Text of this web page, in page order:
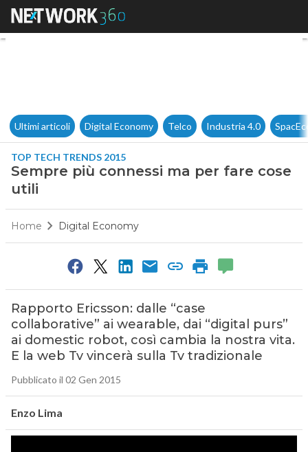
Sempre più connessi ma per
Ultimi articoli Digital Economy Telco Industria 4.0
TOP TECH TRENDS 2015
Sempre più connessi ma per fare cose
utili
Home Digital Economy
Rapporto Ericsson: dalle “case
collaborative” ai wearable, dai “digital purs”
ai domestic robot, così cambia la nostra vita.
E la web Tv vincerà sulla Tv tradizionale
Pubblicato il 02 Gen 2015
Enzo Lima